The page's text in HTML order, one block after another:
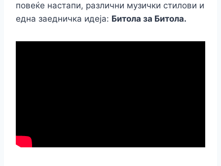
повеќе настапи, различни музички стилови и
една заедничка идеја: Битола за Битола.